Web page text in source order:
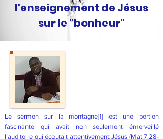
l'enseignement de Jésus
sur le "bonheur"
Le sermon sur la montagne[1] est une portion
fascinante qui avait non seulement émerveillé
l’auditoire qui écoutait attentivement Jésus (Mat.7:28-